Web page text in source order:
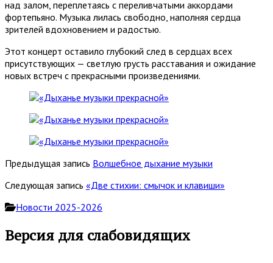
над залом, переплетаясь с переливчатыми аккордами
фортепьяно. Музыка лилась свободно, наполняя сердца
зрителей вдохновением и радостью.
Этот концерт оставило глубокий след в сердцах всех
присутствующих — светлую грусть расставания и ожидание
новых встреч с прекрасными произведениями.
Предыдущая запись Волшебное дыхание музыки
Следующая запись «Две стихии: смычок и клавиши»
Новости 2025-2026
Основная
Версия для слабовидящих